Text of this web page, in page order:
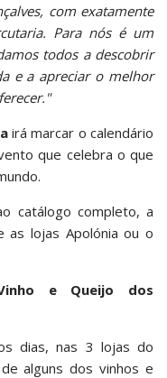
com exatamente
Para nós é um
todos a descobrir
e a apreciar o melhor
irá marcar o calendário
que celebra o que
catálogo completo, a
lojas Apolónia ou o
e Queijo dos
dias, nas 3 lojas do
alguns dos vinhos e